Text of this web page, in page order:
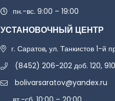
пн.-вс. 9:00 – 19:00
УСТАНОВОЧНЫЙ ЦЕНТР
г. Саратов, ул. Танкистов 1-й
(8452) 206-202 доб. 120,
bolivarsaratov@yandex.ru